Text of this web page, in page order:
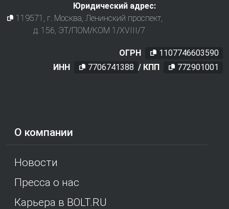
О компании
Новости
Пресса о нас
Карьера в BOLT.RU
Юридический адрес:
119571 , г. Москва, Ленинский проспект,
д. 156, ЭТ/ПОМ/КОМ 1/XVIII/7
ОГРН
1107746603590
ИНН
7706741388 / КПП 772901001